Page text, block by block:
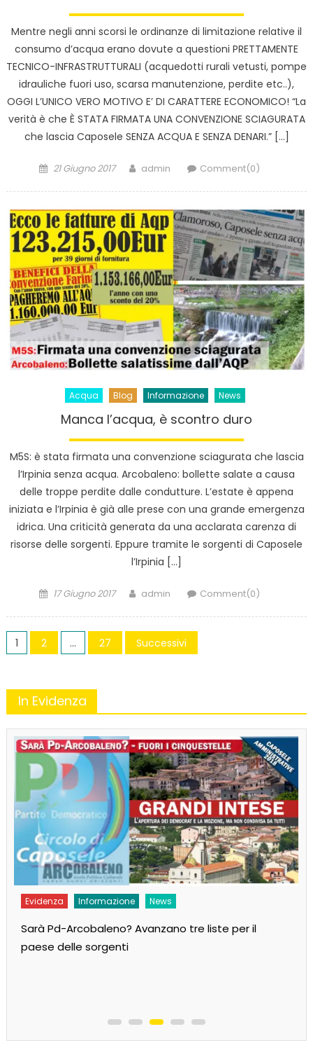
Mentre negli anni scorsi le ordinanze di limitazione relative il
consumo d’acqua erano dovute a questioni PRETTAMENTE
TECNICO-INFRASTRUTTURALI (acquedotti rurali vetusti, pompe
idrauliche fuori uso, scarsa manutenzione, perdite etc..),
OGGI L’UNICO VERO MOTIVO E’ DI CARATTERE ECONOMICO! “La
verità è che È STATA FIRMATA UNA CONVENZIONE SCIAGURATA
che lascia Caposele SENZA ACQUA E SENZA DENARI.” […]
Posted
21 Giugno 2017 Author
admin Comment(0)
Acqua Blog Informazione News
Manca l’acqua, è scontro duro
M5S: è stata firmata una convenzione sciagurata che lascia
l’Irpinia senza acqua. Arcobaleno: bollette salate a causa
delle troppe perdite dalle condutture. L’estate è appena
iniziata e l’Irpinia è già alle prese con una grande emergenza
idrica. Una criticità generata da una acclarata carenza di
risorse delle sorgenti. Eppure tramite le sorgenti di Caposele
l’Irpinia […]
Posted
17 Giugno 2017 Author
admin Comment(0)
Navigazione
1 2 … 27 Successivi
In Evidenza
Evidenza Informazione News
Sarà Pd-Arcobaleno? Avanzano tre liste per il
paese delle sorgenti